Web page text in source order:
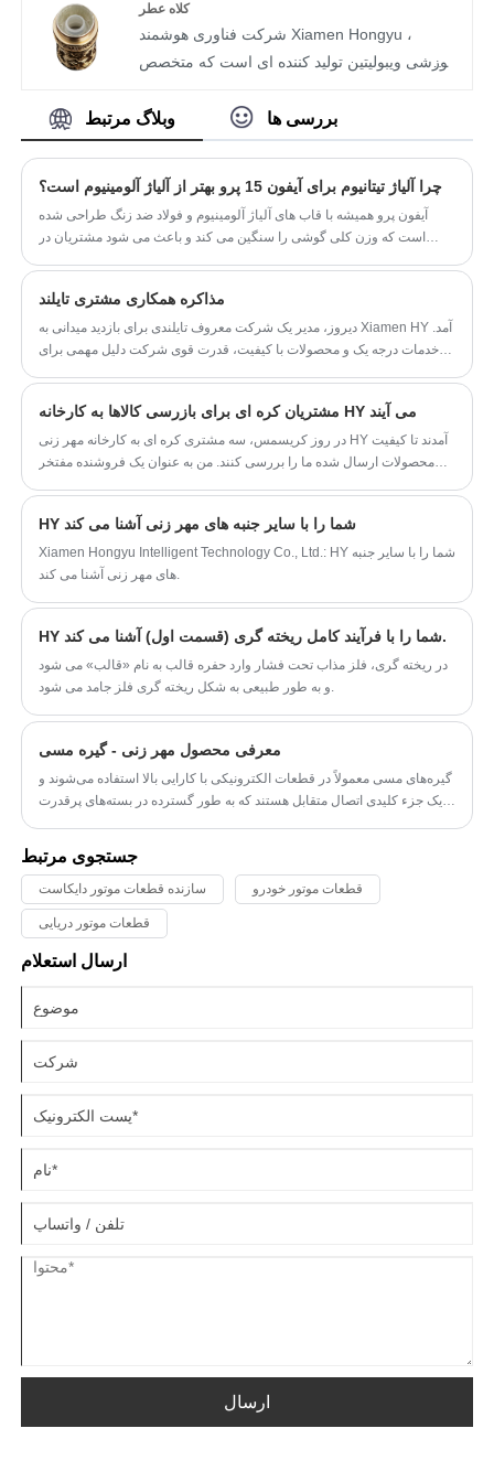
است که برای جلوگیری از واژگونی اجاق گاز
طراحی شده است. با استفاده از قابلیت‌های توسعه
قالب خود و مجموعه کاملی از فن‌آوری‌های کنترل
واژگونی را بهینه و تقویت می‌کند و دقیقاً به نقاط
درد صنعت ناشی از ناپایداری و جابجایی اجاق گاز
عرضه یک مرحله ای برای تجهیزات آشپزخانه و
حمام را به خریداران تجاری جهانی ارائه دهد که
دهد.
کلاه عطر
شرکت فناوری هوشمند Xiamen Hongyu ،
آموزشی ویبولیتین تولید کننده ای است که متخصص
کلاه های با کیفیت بالا را برای بطری های عطر به
مشتریان در داخل و خارج از کشور ارائه می دهیم.
ما بهترین خدمات پس از فروش و تحویل به موقع
را در اختیار شما قرار می دهیم.
نام محصول: کلاه عطر
مواد: آلیاژ روی
فرآیند قالب گیری: ریخته گری گرانش
وبلاگ مرتبط بررسی ها
چرا آلیاژ تیتانیوم برای آیفون 15 پرو بهتر از آلیاژ آلومینیوم است؟
آیفون پرو همیشه با قاب های آلیاژ آلومینیوم و فولاد ضد زنگ طراحی شده
است که وزن کلی گوشی را سنگین می کند و باعث می شود مشتریان در
مذاکره همکاری مشتری تایلند
دیروز، مدیر یک شرکت معروف تایلندی برای بازدید میدانی به Xiamen HY آمد.
خدمات درجه یک و محصولات با کیفیت، قدرت قوی شرکت دلیل مهمی برای
مشتریان کره ای برای بازرسی کالاها به کارخانه HY می آیند
در روز کریسمس، سه مشتری کره ای به کارخانه مهر زنی HY آمدند تا کیفیت
محصولات ارسال شده ما را بررسی کنند. من به عنوان یک فروشنده مفتخر
HY شما را با سایر جنبه های مهر زنی آشنا می کند
Xiamen Hongyu Intelligent Technology Co., Ltd.: HY شما را با سایر جنبه
های مهر زنی آشنا می کند.
HY شما را با فرآیند کامل ریخته گری (قسمت اول) آشنا می کند.
در ریخته گری، فلز مذاب تحت فشار وارد حفره قالب به نام «قالب» می شود
و به طور طبیعی به شکل ریخته گری فلز جامد می شود.
معرفی محصول مهر زنی - گیره مسی
گیره‌های مسی معمولاً در قطعات الکترونیکی با کارایی بالا استفاده می‌شوند و
یک جزء کلیدی اتصال متقابل هستند که به طور گسترده در بسته‌های پرقدرت
می‌توانند مسیرهای الکتریکی و حرارتی را بین پایانه‌های سرب، تراشه‌ها و
بسترها ایجاد کنند، در نتیجه عملکرد مدیریت حرارتی تجهیزات را بهبود
جستجوی مرتبط
سازنده قطعات موتور دایکاست قطعات موتور خودرو
قطعات موتور دریایی
ارسال استعلام
ارسال